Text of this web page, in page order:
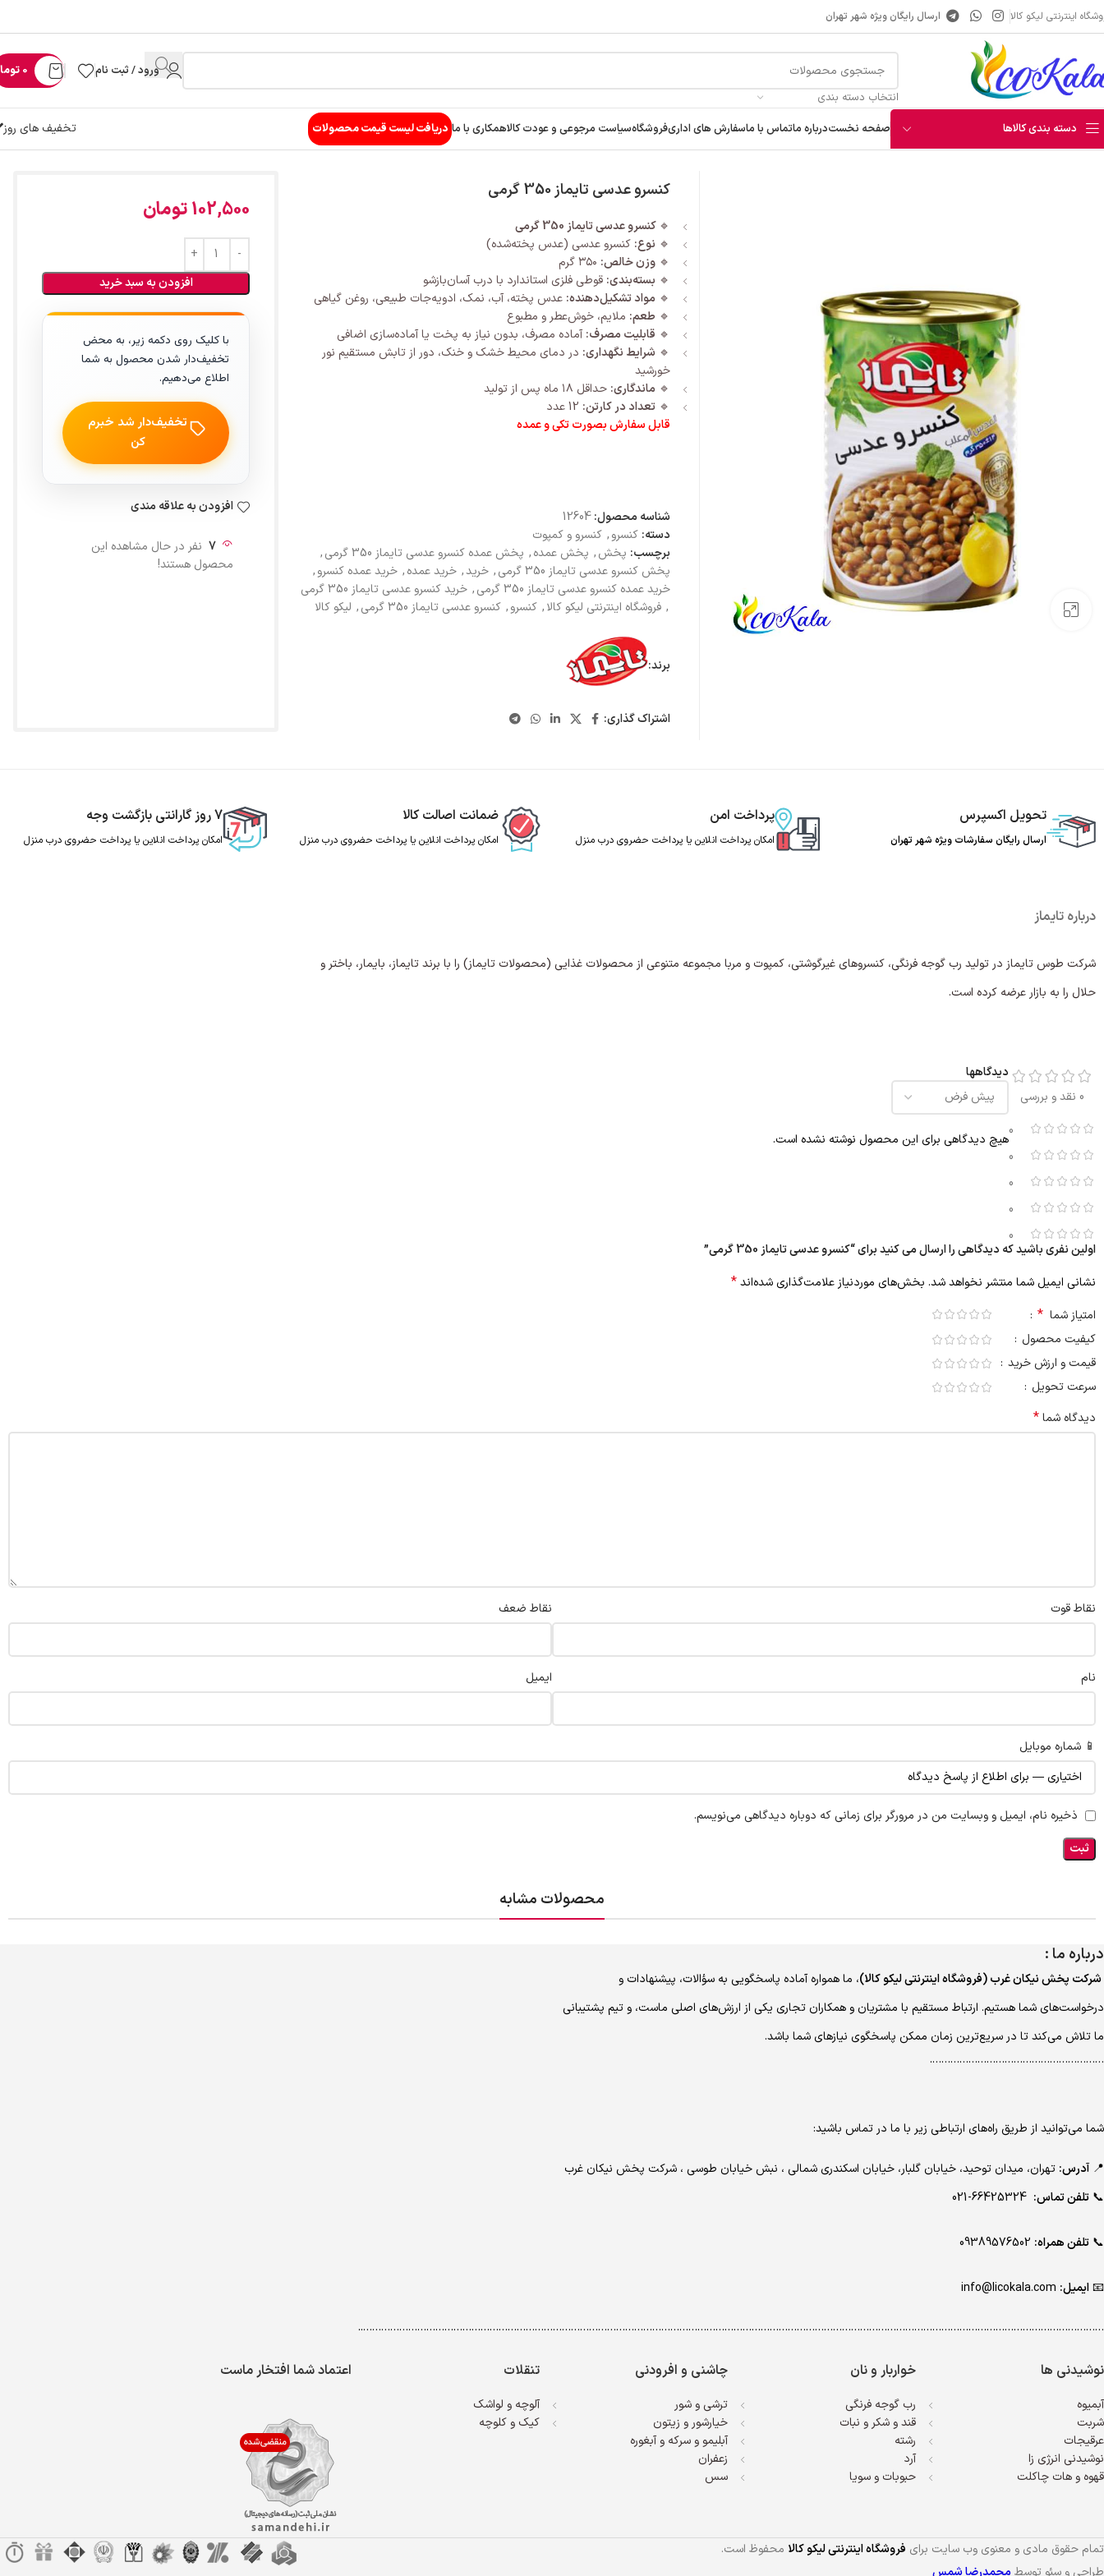
اینترنتی لیکو کالا ارسال رایگان ویژه شهر تهران
انتخاب دسته بندی
ورود / ثبت نام 0
دسته بندی کالاها
قهوه و هات چاکلت
صفحه نخستدرباره ماتماس با ماسفارش های اداریفروشگاهسیاست مرجوعی و عودت کالاهمکاری با ما دریافت لیست قیمت محصولات
تخفیف های روز
بزرگنمایی تصویر
کنسرو عدسی تایماز 350 گرمی
🔹 کنسرو عدسی تایماز 350 گرمی
🔹 نوع: کنسرو عدسی (عدس پخته‌شده)
🔹وزن خالص:
🔹 بسته‌بندی: قوطی فلزی استاندارد با درب آسان‌بازشو
🔹 مواد تشکیل‌دهنده: عدس پخته، آب، نمک، ادویه‌جات طبیعی، روغن گیاهی
🔹 طعم: ملایم، خوش‌عطر و مطبوع
🔹 قابلیت مصرف: آماده مصرف، بدون نیاز به پخت یا آماده‌سازی اضافی
🔹 شرایط نگهداری: در دمای محیط خشک و خنک، دور از تابش مستقیم نور
خورشید
🔹 ماندگاری: حداقل ۱۸ ماه پس از تولید
🔹تعداد در کارتن:
قابل سفارش بصورت تکی و عمده
شناسه محصول:12604
دسته: کنسرو, کنسرو و کمپوت
برچسب: پخش, پخش عمده, پخش عمده کنسرو عدسی تایماز 350 گرمی
,
پخش کنسرو عدسی تایماز 350 گرمی
, خرید, خرید عمده, خرید عمده کنسرو,
خرید عمده کنسرو عدسی تایماز 350 گرمی
, خرید کنسرو عدسی تایماز 350 گرمی
, فروشگاه اینترنتی لیکو کالا, کنسرو, کنسرو عدسی تایماز 350 گرمی , لیکو کالا
برند:
اشتراک گذاری:
102,500تومان
افزودن به سبد خرید
با کلیک روی دکمه زیر، به محض
تخفیف‌دار شدن محصول به شما
اطلاع می‌دهیم.
تخفیف‌دار شد خبرم
کن
افزودن به علاقه مندی
7 نفر در حال مشاهده این
محصول هستند!
تحویل اکسپرس
ارسال رایگان سفارشات ویژه شهر تهران
پرداخت امن
امکان پرداخت انلاین یا پرداخت حضروی درب منزل
ضمانت اصالت کالا
امکان پرداخت انلاین یا پرداخت حضروی درب منزل
7 روز گارانتی بازگشت وجه
امکان پرداخت انلاین یا پرداخت حضروی درب منزل
درباره تایماز
شرکت طوس تایماز در تولید رب گوجه فرنگی، کنسروهای غیرگوشتی، کمپوت و مربا مجموعه متنوعی از محصولات غذایی (محصولات تایماز) را با برند تایماز، بایمار، باختر و
حلال را به بازار عرضه کرده است.
0 نقد و بررسی
0
0
0
0
0
دیدگاهها
هیچ دیدگاهی برای این محصول نوشته نشده است.
اولین نفری باشید که دیدگاهی را ارسال می کنید برای “کنسرو عدسی تایماز 350 گرمی”
نشانی ایمیل شما منتشر نخواهد شد. بخش‌های موردنیاز علامت‌گذاری شده‌اند*
امتیاز شما *
کیفیت محصول
قیمت و ارزش خرید
سرعت تحویل
دیدگاه شما*
نقاط قوت نقاط ضعف
نام ایمیل
📱 شماره موبایل
ذخیره نام، ایمیل و وبسایت من در مرورگر برای زمانی که دوباره دیدگاهی می‌نویسم.
محصولات مشابه
درباره ما :
شرکت پخش نیکان غرب (فروشگاه اینترنتی لیکو کالا)، ما همواره آماده پاسخگویی به سؤالات، پیشنهادات و
درخواست‌های شما هستیم. ارتباط مستقیم با مشتریان و همکاران تجاری یکی از ارزش‌های اصلی ماست، و تیم پشتیبانی
ما تلاش می‌کند تا در سریع‌ترین زمان ممکن پاسخگوی نیازهای شما باشد.
………………………………………………….
شما می‌توانید از طریق راه‌های ارتباطی زیر با ما در تماس باشید:
📍 آدرس: تهران، میدان توحید، خیابان گلبار، خیابان اسکندری شمالی ، نبش خیابان طوسی ، شرکت پخش نیکان غرب
📞 تلفن تماس:
📞 تلفن همراه:
📧ایمیل:
…………………………………………………………………………………………………………………………………………………………………………………………………………………………..
نوشیدنی ها
آبمیوه
شربت
عرقیجات
نوشیدنی انرژی زا
قهوه و هات چاکلت
خواربار و نان
رب گوجه فرنگی
قند و شکر و نبات
رشته
آرد
حبوبات و سویا
چاشنی و افرودنی
ترشی و شور
خیارشور و زیتون
آبلیمو و سرکه و آبغوره
زعفران
سس
تنقلات
آلوچه و لواشک
کیک و کلوچه
اعتماد شما افتخار ماست
تمام حقوق مادی و معنوی وب سایت برای فروشگاه اینترنتی لیکو کالا محفوظ است.
طراحی و سئو توسط محمدرضا شمس